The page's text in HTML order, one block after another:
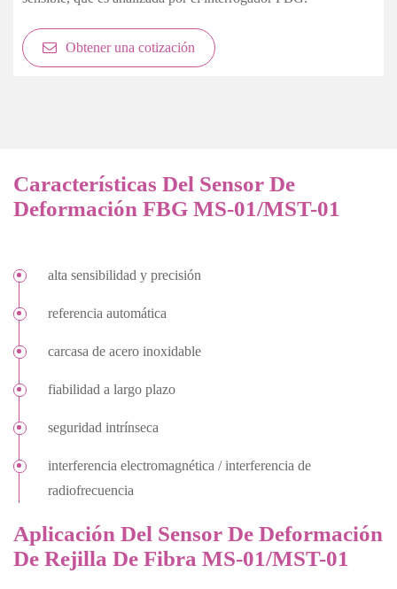
Obtener una cotización
Características Del Sensor De
Deformación FBG MS-01/MST-01
alta sensibilidad y precisión
referencia automática
carcasa de acero inoxidable
fiabilidad a largo plazo
seguridad intrínseca
interferencia electromagnética / interferencia de
radiofrecuencia
Aplicación Del Sensor De Deformación
De Rejilla De Fibra MS-01/MST-01